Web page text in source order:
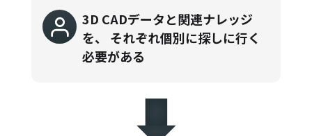
3D CADデータと関連ナレッジ
を、
それぞれ個別に探しに行く
必要がある